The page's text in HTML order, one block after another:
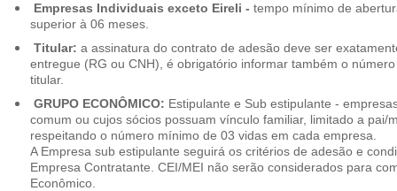
Empresas Individuais exceto Eireli - tempo mínimo de
superior à 06 meses.
Titular: a assinatura do contrato de adesão deve ser
entregue (RG ou CNH), é obrigatório informar também o
titular.
GRUPO ECONÔMICO: Estipulante e Sub estipulante -
comum ou cujos sócios possuam vínculo familiar, limitado a pai/
respeitando o número mínimo de 03 vidas em cada empresa.
A Empresa sub estipulante seguirá os critérios de adesão e
Empresa Contratante. CEI/MEI não serão considerados para
Econômico.